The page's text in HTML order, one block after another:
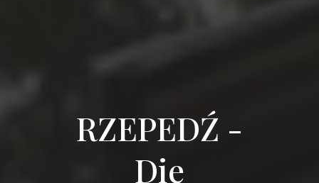
RZEPEDŹ -
Die